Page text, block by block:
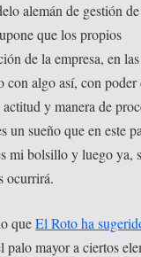
alemán de gestión de
que los propios
de la empresa, en las
con algo así, con
y manera de
un sueño que en este
mi bolsillo y luego ya,
ocurrirá.
queEl Roto ha
palo mayor a ciertos